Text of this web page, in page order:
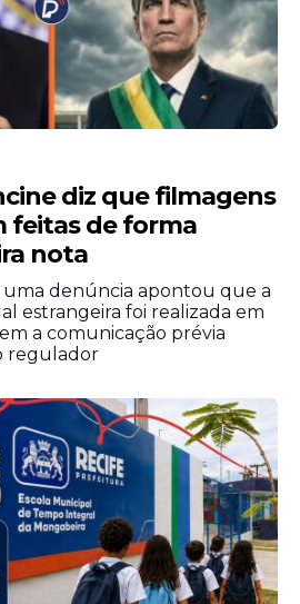
diz que filmagens
feitas de forma
nota
uma denúncia apontou que a
estrangeira foi realizada em
a comunicação prévia
regulador